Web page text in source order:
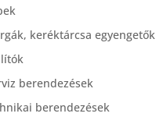
keréktárcsa egyengetők
berendezések
berendezések